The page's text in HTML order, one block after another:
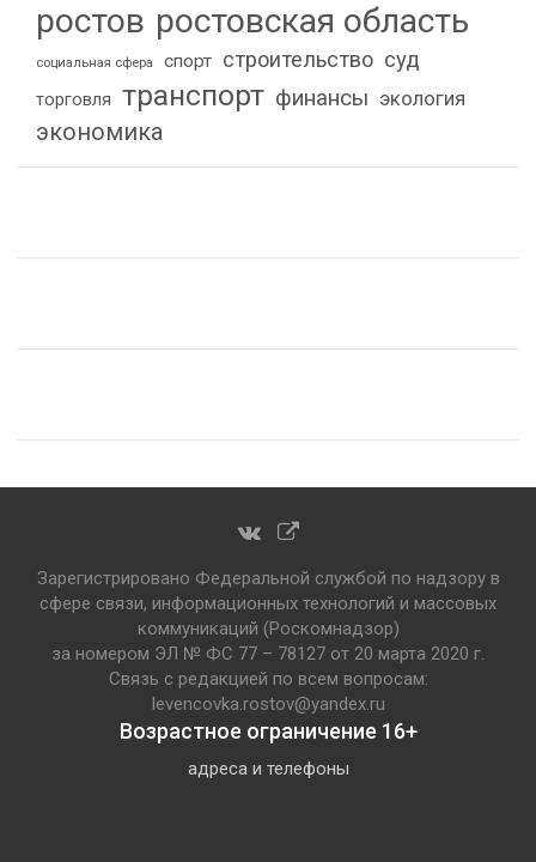
ростов ростовская область
социальная сфера спорт строительство суд
торговля транспорт финансы экология
экономика
Зарегистрировано Федеральной службой по надзору в
сфере связи, информационных технологий и массовых
коммуникаций (Роскомнадзор)
за номером ЭЛ № ФС 77 – 78127 от 20 марта 2020 г.
Связь с редакцией по всем вопросам:
levencovka.rostov@yandex.ru
Возрастное ограничение 16+
адреса и телефоны